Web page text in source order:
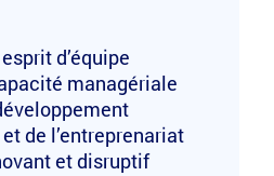
d’équipe
managériale
de l’entreprenariat
et disruptif